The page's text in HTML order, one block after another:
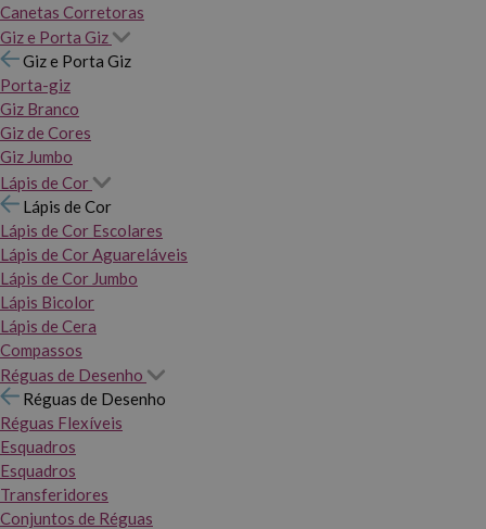
Canetas Corretoras
Giz e Porta Giz
Giz e Porta Giz
Porta-giz
Giz Branco
Giz de Cores
Giz Jumbo
Lápis de Cor
Lápis de Cor
Lápis de Cor Escolares
Lápis de Cor Aguareláveis
Lápis de Cor Jumbo
Lápis Bicolor
Lápis de Cera
Compassos
Réguas de Desenho
Réguas de Desenho
Réguas Flexíveis
Esquadros
Esquadros
Transferidores
Conjuntos de Réguas